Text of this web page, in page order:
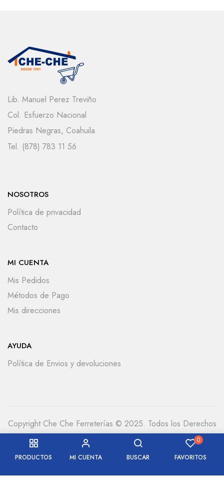
PRODUCTOS MI CUENTA BUSCAR
0
FAVORITOS
Lib. Manuel Perez Treviño
Col. Esfuerzo Nacional
Piedras Negras, Coahuila
Tel. (878) 783 11 56
NOSOTROS
Política de privacidad
Contacto
MI CUENTA
Mis Pedidos
Métodos de Pago
Mis direcciones
AYUDA
Política de Envios y devoluciones
Copyright Che Che Ferreterías © 2025. Todos los Derechos
Reservados